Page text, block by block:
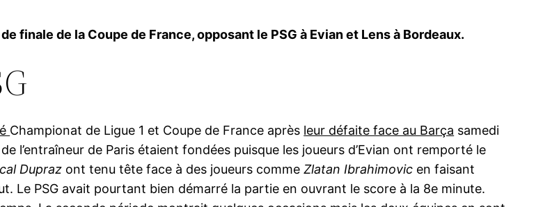
finale de la Coupe de France, opposant le PSG à Evian et Lens à Bordeaux.
Championat de Ligue 1 et Coupe de France après leur défaite face au Barça samedi
l’entraîneur de Paris étaient fondées puisque les joueurs d’Evian ont remporté le
Dupraz ont tenu tête face à des joueurs commeZlatan Ibrahimovic en faisant
Le PSG avait pourtant bien démarré la partie en ouvrant le score à la 8e minute.